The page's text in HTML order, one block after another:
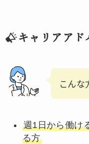
キャリアアド
こんな
週1日から働け
る方